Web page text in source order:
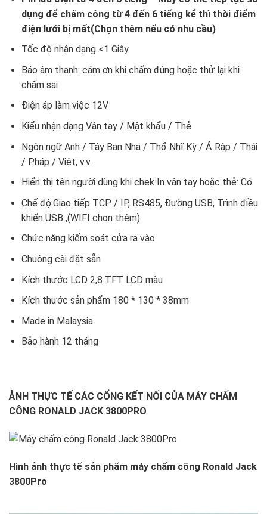
dụng để chấm công từ 4 đến 6 tiếng kể thì thời điểm
điện lưới bị mất(Chọn thêm nếu có nhu cầu)
Tốc độ nhận dạng <1 Giây
Báo âm thanh: cám ơn khi chấm đúng hoặc thử lại khi
chấm sai
Điện áp làm việc 12V
Kiểu nhận dạng Vân tay / Mật khẩu / Thẻ
Ngôn ngữ Anh / Tây Ban Nha / Thổ Nhĩ Kỳ / Ả Rập / Thái
/ Pháp / Việt, v.v.
Hiển thị tên người dùng khi chek In vân tay hoặc thẻ: Có
Chế độ:Giao tiếp TCP / IP, RS485, Đường USB, Trình điều
khiển USB ,(WIFI chọn thêm)
Chức năng kiếm soát cửa ra vào.
Chuông cài đặt sẵn
Kích thước LCD 2,8 TFT LCD màu
Kích thước sản phẩm 180 * 130 * 38mm
Made in Malaysia
Bảo hành 12 tháng
ẢNH THỰC TẾ CÁC CỔNG KẾT NỐI CỦA MÁY CHẤM
CÔNG RONALD JACK 3800PRO
Hình ảnh thực tế sản phẩm máy chấm công Ronald Jack
3800Pro